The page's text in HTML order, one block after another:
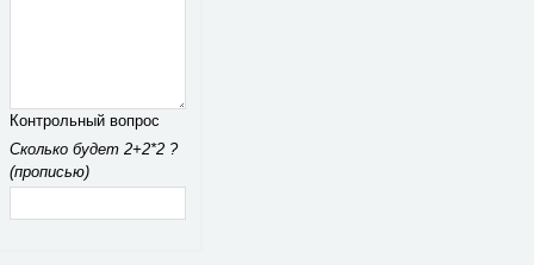
Контрольный вопрос
Сколько будет 2+2*2 ?
(прописью)